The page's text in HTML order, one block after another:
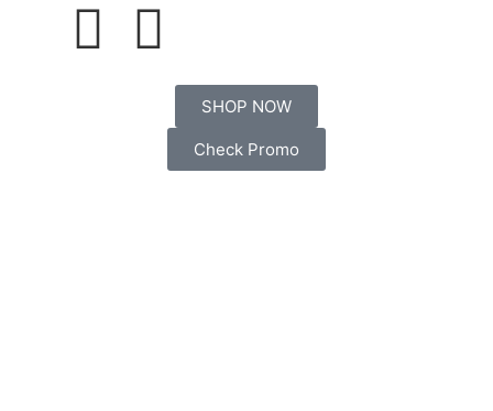
SHOP NOW
Check Promo